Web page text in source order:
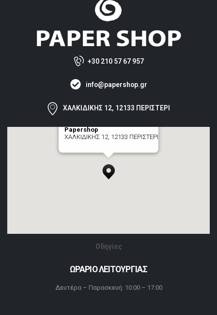
+30 210 57 67 957
info@papershop.gr
ΧΑΛΚΙΔΙΚΗΣ 12, 12133 ΠΕΡΙΣΤΕΡΙ
Papershop
ΧΑΛΚΙΔΙΚΗΣ 12, 12133 ΠΕΡΙΣΤΕΡΙ
Οδηγίες
ΩΡΑΡΙΟ ΛΕΙΤΟΥΡΓΙΑΣ
Δευτέρα – Παρασκευή: 10:00 – 17:00